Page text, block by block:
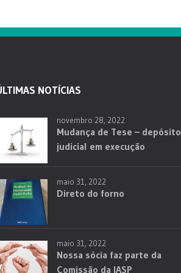
NOTÍCIAS
novembro 28, 2022
Mudança de Tese – depósito
judicial em execução
maio 31, 2022
Direto do forno
maio 31, 2022
Nossa sócia faz parte da
Comissão da IASP